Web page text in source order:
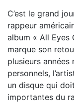
C’est le grand
rappeur
album « All Eyes
marque son
plusieurs années
personnels,
un disque qui
importantes du